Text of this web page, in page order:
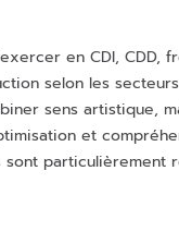
en CDI, CDD,
selon les
sens artistique,
et
sont particulièrement